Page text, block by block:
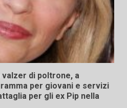
valzer di poltrone, a
per giovani e servizi
per gli ex Pip nella